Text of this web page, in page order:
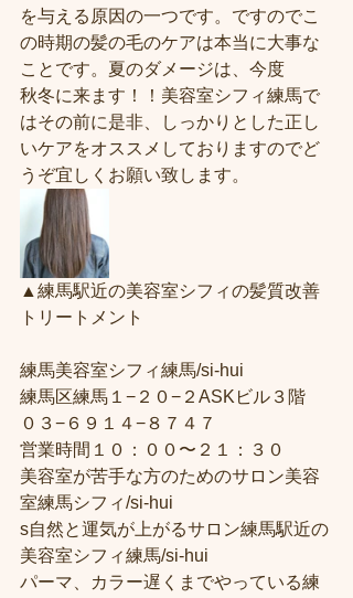
を与える原因の一つです。ですのでこ
の時期の髪の毛のケアは本当に大事な
ことです。夏のダメージは、今度
秋冬に来ます！！美容室シフィ練馬で
はその前に是非、しっかりとした正し
いケアをオススメしておりますのでど
うぞ宜しくお願い致します。
▲練馬駅近の美容室シフィの髪質改善
トリートメント
練馬美容室シフィ練馬/si-hui
練馬区練馬１−２０−２ASKビル３階
０３−６９１４−８７４７
営業時間１０：００〜２１：３０
美容室が苦手な方のためのサロン美容
室練馬シフィ/si-hui
s自然と運気が上がるサロン練馬駅近の
美容室シフィ練馬/si-hui
パーマ、カラー遅くまでやっている練